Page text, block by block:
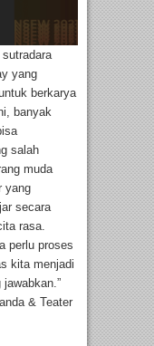
yang
berkarya
banyak
salah
muda
yang
secara
rasa.
perlu proses
kita menjadi
& Teater